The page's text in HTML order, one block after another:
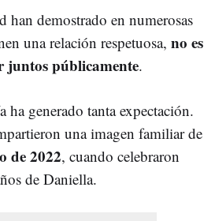
han demostrado en numerosas
una relación respetuosa, no es
juntos públicamente.
ha generado tanta expectación.
una imagen familiar de
de 2022, cuando celebraron
de Daniella.